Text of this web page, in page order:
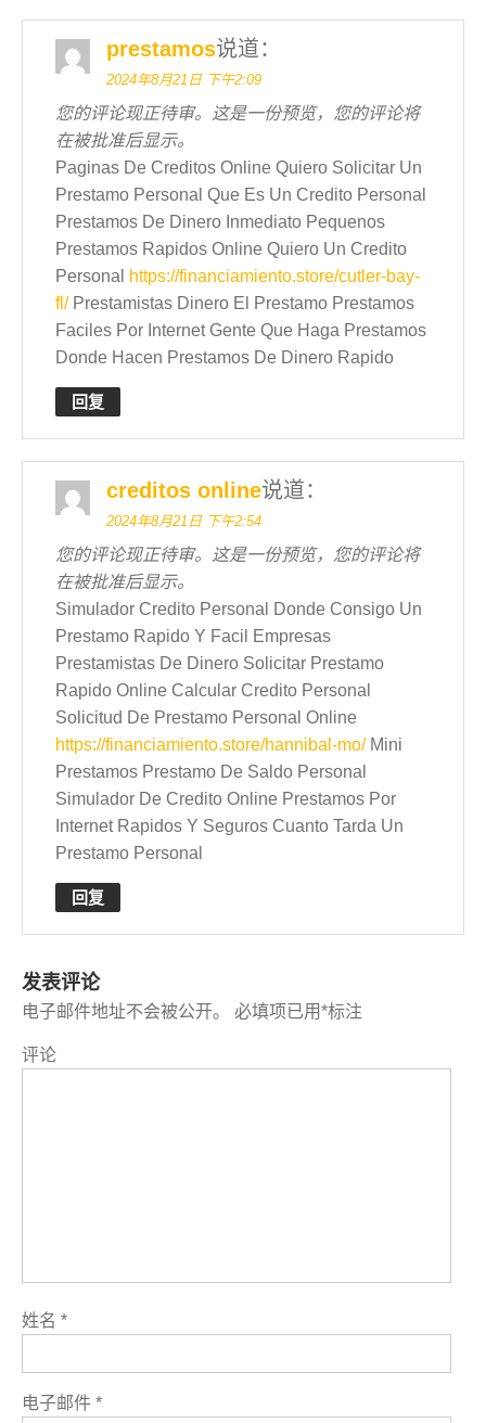
prestamos说道：
2024年8月21日 下午2:09
您的评论现正待审。这是一份预览，您的评论将
在被批准后显示。
Paginas De Creditos Online Quiero Solicitar Un
Prestamo Personal Que Es Un Credito Personal
Prestamos De Dinero Inmediato Pequenos
Prestamos Rapidos Online Quiero Un Credito
Personal
https://financiamiento.store/cutler-bay-
fl/Prestamistas Dinero El Prestamo Prestamos
Faciles Por Internet Gente Que Haga Prestamos
Donde Hacen Prestamos De Dinero Rapido
回复
creditos online说道：
2024年8月21日 下午2:54
您的评论现正待审。这是一份预览，您的评论将
在被批准后显示。
Simulador Credito Personal Donde Consigo Un
Prestamo Rapido Y Facil Empresas
Prestamistas De Dinero Solicitar Prestamo
Rapido Online Calcular Credito Personal
Solicitud De Prestamo Personal Online
https://financiamiento.store/hannibal-mo/Mini
Prestamos Prestamo De Saldo Personal
Simulador De Credito Online Prestamos Por
Internet Rapidos Y Seguros Cuanto Tarda Un
Prestamo Personal
回复
发表评论
电子邮件地址不会被公开。 必填项已用*标注
评论
姓名 *
电子邮件 *